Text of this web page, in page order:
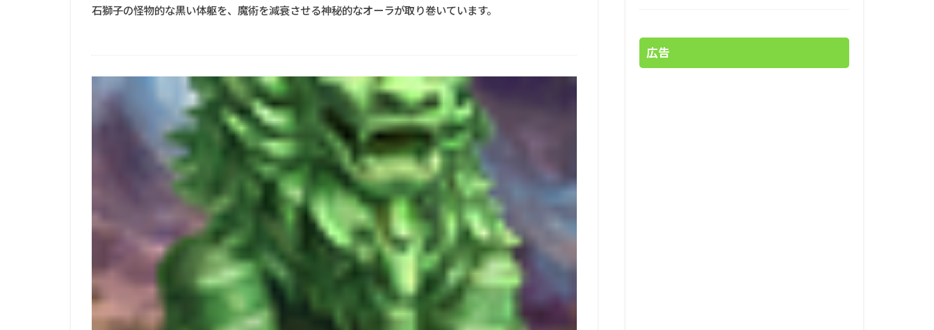
石獅子の怪物的な黒い体躯を、魔術を減衰させる神秘的なオーラが取り巻いています。
広告